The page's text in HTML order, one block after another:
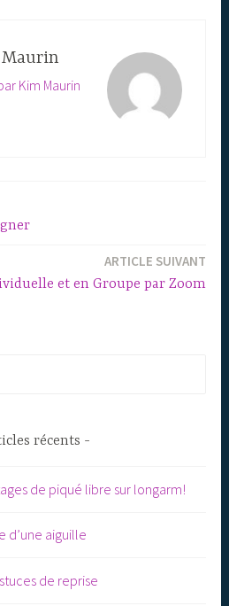
Kim Maurin
ARTICLE SUIVANT
et en Groupe par Zoom
récents
de piqué libre sur longarm!
d’une aiguille
de reprise